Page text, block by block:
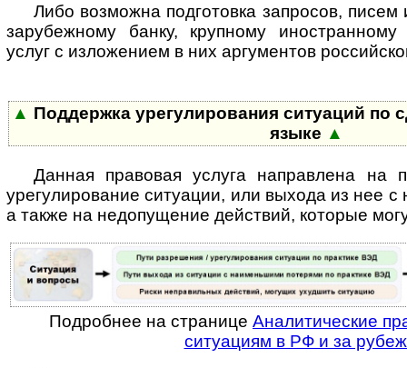
Либо возможна подготовка запросов, писем
зарубежному банку, крупному
услуг с изложением в них аргументов
▲ Поддержка урегулирования ситуаций по
языке ▲
Данная правовая услуга направлена на
урегулирование ситуации, или выхода из нее
а также на недопущение действий, которые
Подробнее на странице Аналитические
ситуациям в РФ и за